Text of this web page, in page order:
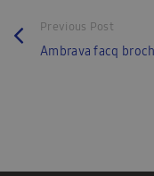
Previous Post
Ambrava facq